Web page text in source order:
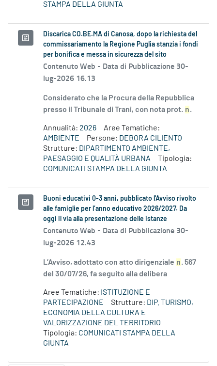
STAMPA DELLA GIUNTA
Discarica CO.BE.MA di Canosa, dopo la richiesta del
commissariamento la Regione Puglia stanzia i fondi
per bonifica e messa in sicurezza del sito
Contenuto Web - Data di Pubblicazione 30-
lug-2026 16.13
Considerato che la Procura della Repubblica
presso il Tribunale di Trani, con nota prot. n.
Annualità: 2026
Aree Tematiche:
AMBIENTE
Persone: DEBORA CILIENTO
Strutture: DIPARTIMENTO AMBIENTE,
PAESAGGIO E QUALITÀ URBANA
Tipologia:
COMUNICATI STAMPA DELLA GIUNTA
Buoni educativi 0-3 anni, pubblicato l'Avviso rivolto
alle famiglie per l’anno educativo 2026/2027. Da
oggi il via alla presentazione delle istanze
Contenuto Web - Data di Pubblicazione 30-
lug-2026 12.43
L’Avviso, adottato con atto dirigenziale n. 567
del 30/07/26, fa seguito alla delibera
Aree Tematiche: ISTITUZIONE E
PARTECIPAZIONE
Strutture: DIP. TURISMO,
ECONOMIA DELLA CULTURA E
VALORIZZAZIONE DEL TERRITORIO
Tipologia: COMUNICATI STAMPA DELLA
GIUNTA